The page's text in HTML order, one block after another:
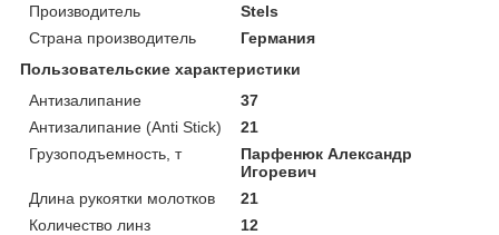
Производитель
Stels
Страна производитель
Германия
Пользовательские характеристики
Антизалипание
37
Антизалипание (Anti Stick)
21
Грузоподъемность, т
Парфенюк Александр
Игоревич
Длина рукоятки молотков
21
Количество линз
12